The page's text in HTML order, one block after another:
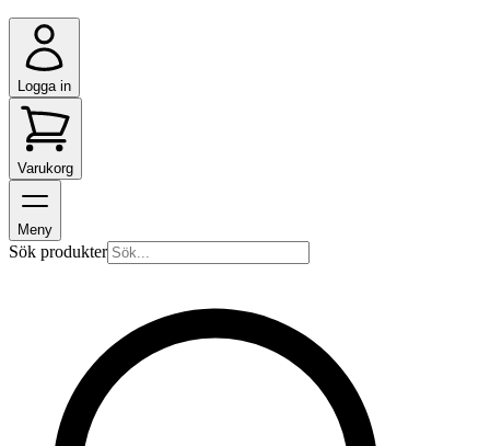
Logga in
Varukorg
Meny
Sök produkter